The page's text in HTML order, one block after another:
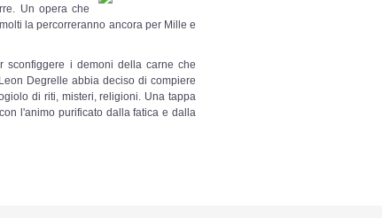
Un opera che
la percorreranno ancora per Mille e
sconfiggere i demoni della carne che
Degrelle abbia deciso di compiere
di riti, misteri, religioni. Una tappa
l'animo purificato dalla fatica e dalla